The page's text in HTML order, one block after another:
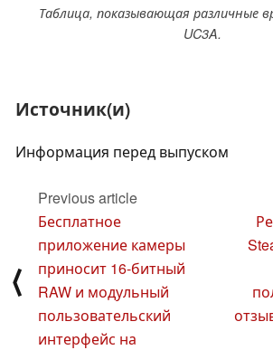
Таблица, показывающая различные
UC3A.
Источник(и)
Информация перед выпуском
⟨
Previous article
Бесплатное
приложение камеры
приносит 16-битный
RAW и модульный
пользовательский
интерфейс на